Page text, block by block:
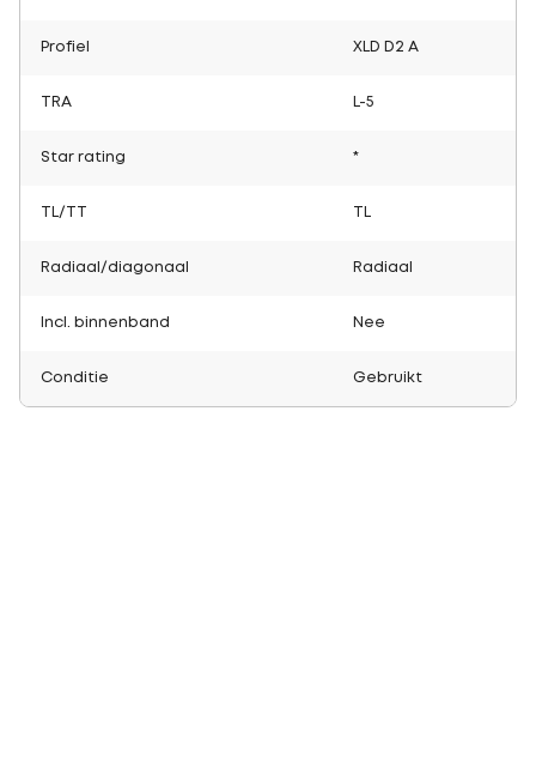
Profiel XLD D2 A
TRA L-5
Star rating *
TL/TT
Radiaal/diagonaal Radiaal
Incl. binnenband Nee
Conditie Gebruikt